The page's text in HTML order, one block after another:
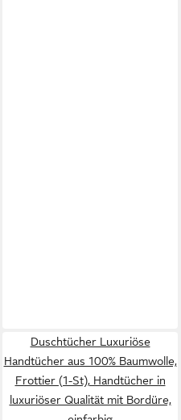
Duschtücher Luxuriöse
Handtücher aus 100% Baumwolle,
Frottier (1-St), Handtücher in
luxuriöser Qualität mit Bordüre,